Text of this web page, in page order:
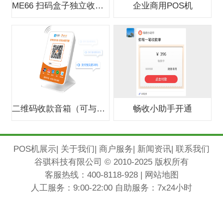
ME66 扫码盒子独立收款支付盒子 企业商用POS机
二维码收款音箱（可与银行合作办0费 畅收小助手开通
POS机展示 关于我们 商户服务 新闻资讯 联系我们
谷骐科技有限公司 © 2010-2025 版权所有
客服热线： 400-8118-928
网站地图
人工服务：9:00-22:00 自助服务：7x24小时